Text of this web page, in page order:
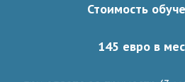
Стоимость
145 евро в